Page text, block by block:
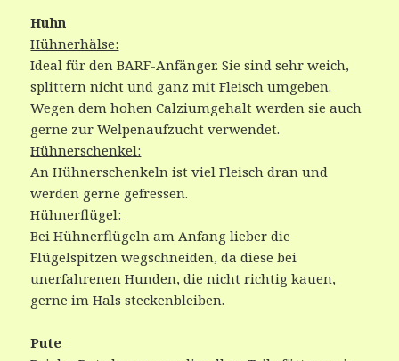
Huhn
Hühnerhälse:
Ideal für den BARF-Anfänger. Sie sind sehr weich,
splittern nicht und ganz mit Fleisch umgeben.
Wegen dem hohen Calziumgehalt werden sie auch
gerne zur Welpenaufzucht verwendet.
Hühnerschenkel:
An Hühnerschenkeln ist viel Fleisch dran und
werden gerne gefressen.
Hühnerflügel:
Bei Hühnerflügeln am Anfang lieber die
Flügelspitzen wegschneiden, da diese bei
unerfahrenen Hunden, die nicht richtig kauen,
gerne im Hals steckenbleiben.
Pute